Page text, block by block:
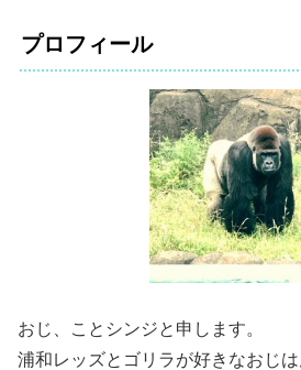
プロフィール
おじ、ことシンジと申します。
浦和レッズとゴリラが好きなおじは